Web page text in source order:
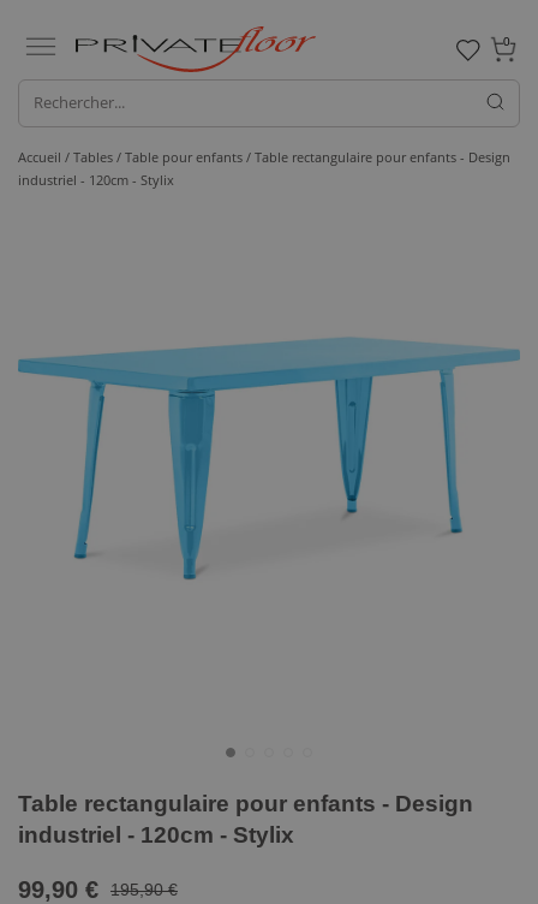
0
Accueil / Tables / Table pour enfants / Table rectangulaire pour enfants - Design
industriel - 120cm - Stylix
Table rectangulaire pour enfants - Design
industriel - 120cm - Stylix
99,90 € 195,90 €